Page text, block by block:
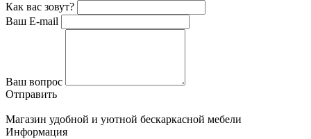
Как вас зовут?
Ваш E-mail
Ваш вопрос
Отправить
Магазин удобной и уютной бескаркасной мебели
Информация